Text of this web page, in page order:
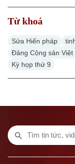
phép số: Số 63/GP-
Từ khoá
Sửa Hiến pháp
Đảng Cộng sản Việt
Kỳ họp thứ 9